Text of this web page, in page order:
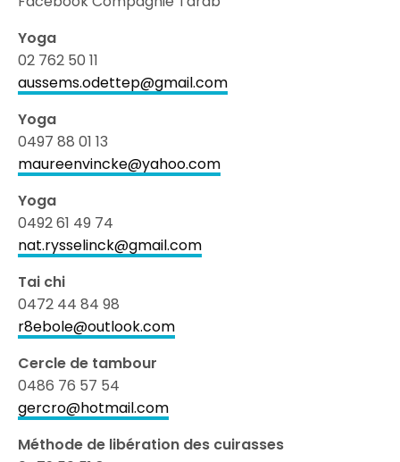
Yoga
02 762 50 11
aussems.odettep@gmail.com
Yoga
0497 88 01 13
maureenvincke@yahoo.com
Yoga
0492 61 49 74
nat.rysselinck@gmail.com
Tai chi
0472 44 84 98
r8ebole@outlook.com
Cercle de tambour
0486 76 57 54
gercro@hotmail.com
Méthode de libération des cuirasses